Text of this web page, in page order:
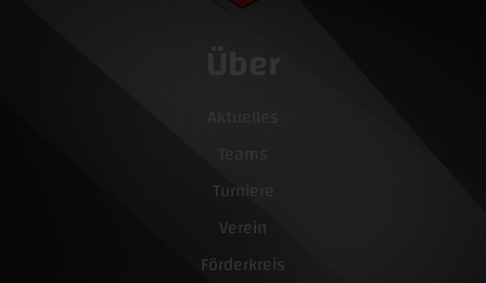
Über
Turniere
Verein
Förderkreis